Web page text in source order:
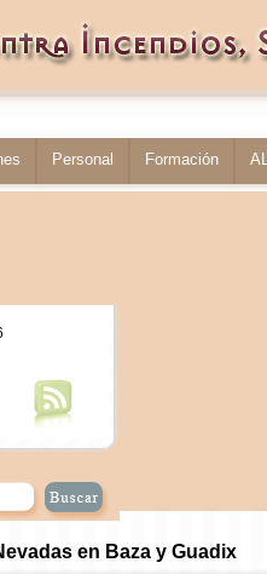
Personal Formación
en Baza y Guadix